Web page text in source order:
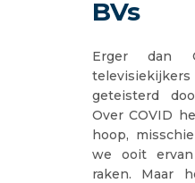
BVs
Erger dan
geteisterd
Over COVID
hoop,
we ooit
raken. Maar